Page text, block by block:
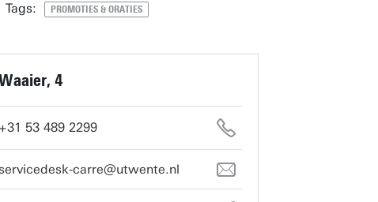
Tags:
PROMOTIES & ORATIES
4
53 489 2299
carre@utwente.nl